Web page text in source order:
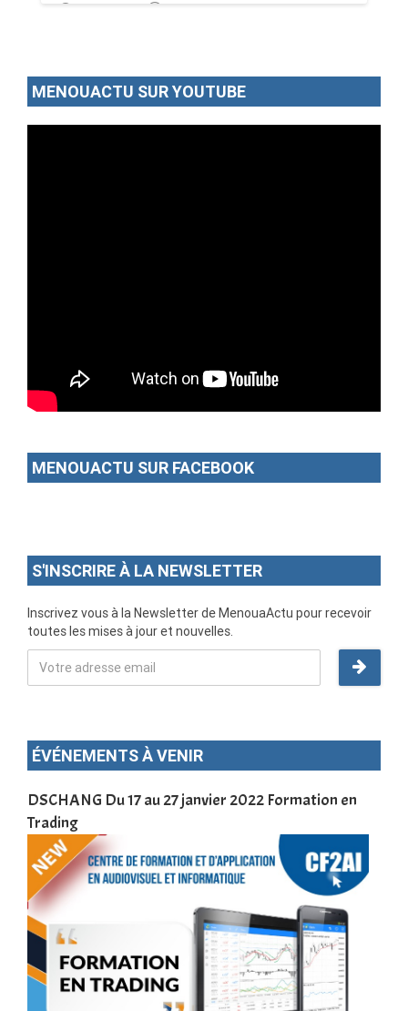
18/09/22 Par MenouActu 0
MENOUACTU SUR YOUTUBE
MENOUACTU SUR FACEBOOK
S'INSCRIRE À LA NEWSLETTER
Inscrivez vous à la Newsletter de MenouaActu pour recevoir
toutes les mises à jour et nouvelles.
ÉVÉNEMENTS À VENIR
DSCHANG Du 17 au 27 janvier 2022 Formation en
Trading